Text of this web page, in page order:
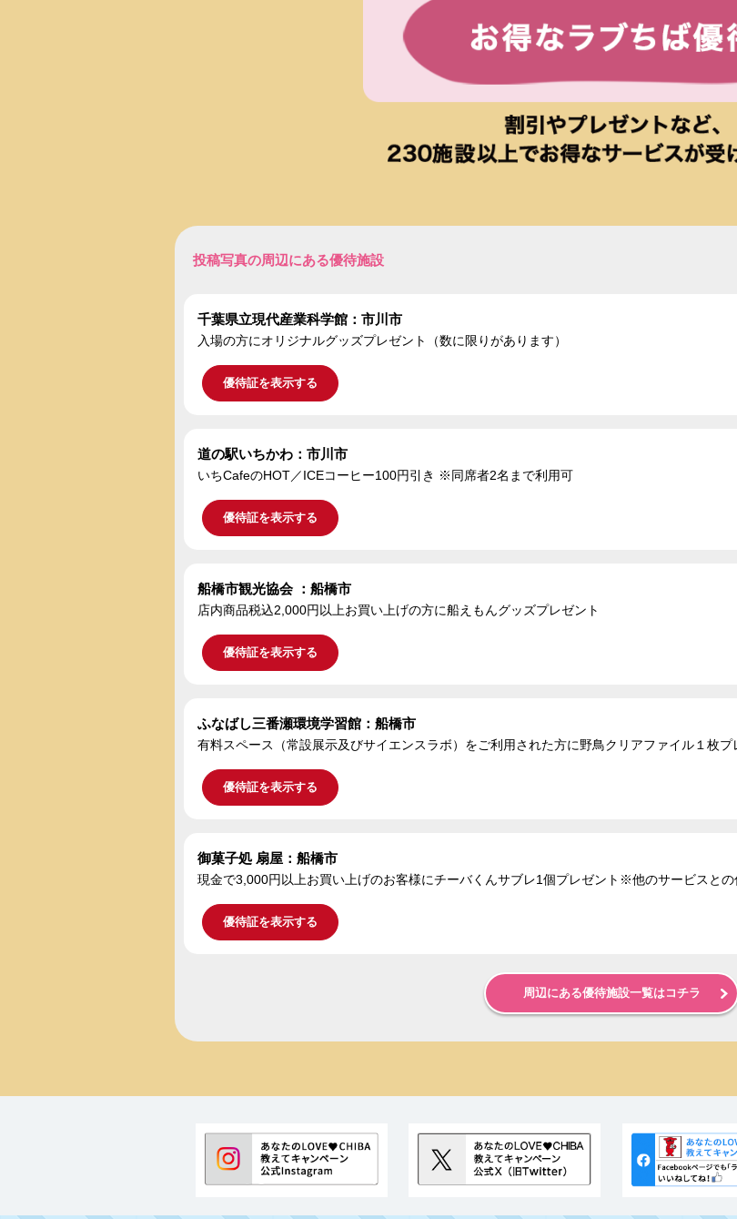
投稿写真の周辺にある優待施設
千葉県立現代産業科学館：市川市
入場の方にオリジナルグッズプレゼント（数に限りがあります）
優待証を表示する
道の駅いちかわ：市川市
いちCafeのHOT／ICEコーヒー100円引き ※同席者2名まで利用可
優待証を表示する
船橋市観光協会 ：船橋市
店内商品税込2,000円以上お買い上げの方に船えもんグッズプレゼント
優待証を表示する
ふなばし三番瀬環境学習館：船橋市
有料スペース（常設展示及びサイエンスラボ）をご利用された方に野鳥クリアファイル１枚
優待証を表示する
御菓子処 扇屋：船橋市
現金で3,000円以上お買い上げのお客様にチーバくんサブレ1個プレゼント※他のサービスと
優待証を表示する
周辺にある優待施設一覧はコチラ